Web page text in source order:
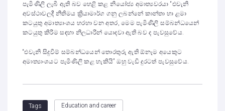
පැමිණිලි ලැබී ඇති බව හෙළි කළ නියෝජ්‍ය අමාත්‍යවරයා “එවැනි
අවස්ථාවලදී නීතිමය ක්‍රියාමාර්ග ගනු ලබන්නේ කාන්තා හා ළමා
කටයුතු අමාත්‍යාංශය හරහා වන අතර, මෙම පැමිණිලි සම්බන්ධයෙන්
කටයුතු කිරීම සඳහා නිලධාරීන් යොදවා ඇති බව ද පැවසුවේය.
“එවැනි සිදුවීම් සම්බන්ධයෙන් තොරතුරු ඇති ඕනෑම අයෙකුට
අමාත්‍යාංශයට පැමිණිලි කළ හැකියි” ඔහු වැඩි දුරටත් පැවසුවේය.
Tags Education and career